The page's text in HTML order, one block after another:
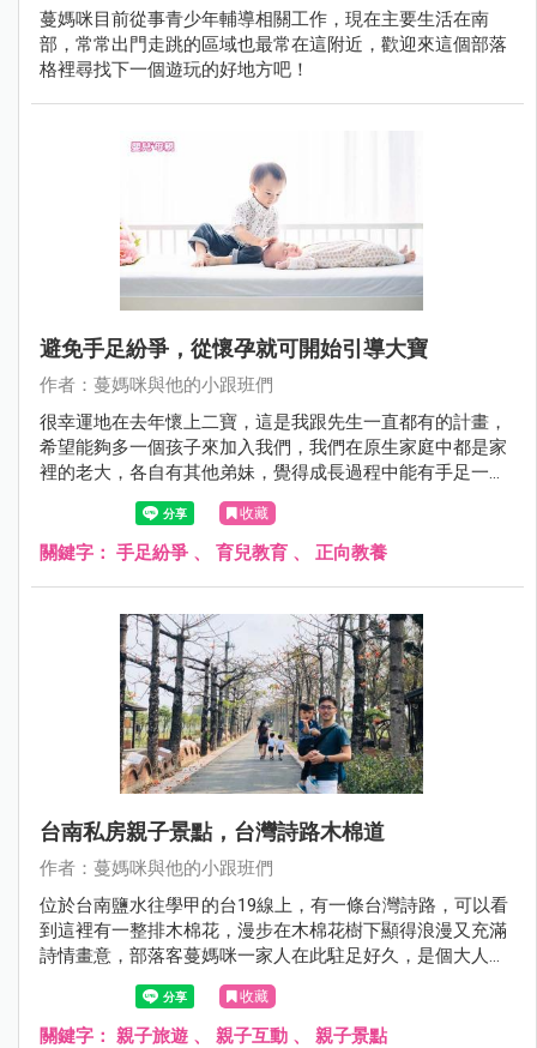
蔓媽咪目前從事青少年輔導相關工作，現在主要生活在南
部，常常出門走跳的區域也最常在這附近，歡迎來這個部落
格裡尋找下一個遊玩的好地方吧！
避免手足紛爭，從懷孕就可開始引導大寶
作者：蔓媽咪與他的小跟班們
很幸運地在去年懷上二寶，這是我跟先生一直都有的計畫，
希望能夠多一個孩子來加入我們，我們在原生家庭中都是家
裡的老大，各自有其他弟妹，覺得成長過程中能有手足一起
長大是很棒的事，雖然吵吵鬧鬧，但有事能夠一起商量、一
起分享學校、家庭的大小事，所以也期待未來兩個孩子能夠
有自己的手足一起成長。
收藏
關鍵字： 手足紛爭 、 育兒教育 、 正向教養
台南私房親子景點，台灣詩路木棉道
作者：蔓媽咪與他的小跟班們
位於台南鹽水往學甲的台19線上，有一條台灣詩路，可以看
到這裡有一整排木棉花，漫步在木棉花樹下顯得浪漫又充滿
詩情畫意，部落客蔓媽咪一家人在此駐足好久，是個大人放
鬆、小孩放電的好地方。
收藏
關鍵字： 親子旅遊 、 親子互動 、 親子景點